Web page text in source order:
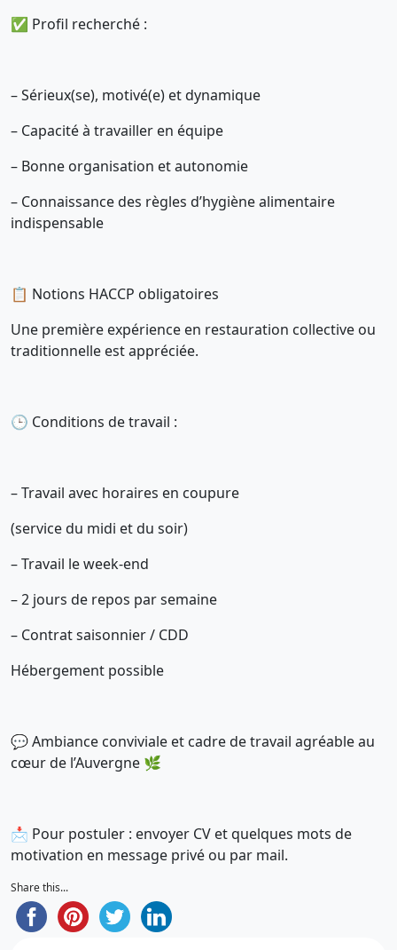
✅ Profil recherché :
– Sérieux(se), motivé(e) et dynamique
– Capacité à travailler en équipe
– Bonne organisation et autonomie
– Connaissance des règles d’hygiène alimentaire
indispensable
📋 Notions HACCP obligatoires
Une première expérience en restauration collective ou
traditionnelle est appréciée.
🕒 Conditions de travail :
– Travail avec horaires en coupure
(service du midi et du soir)
– Travail le week-end
– 2 jours de repos par semaine
– Contrat saisonnier / CDD
Hébergement possible
💬 Ambiance conviviale et cadre de travail agréable au
cœur de l’Auvergne 🌿
📩 Pour postuler : envoyer CV et quelques mots de
motivation en message privé ou par mail.
Share this...